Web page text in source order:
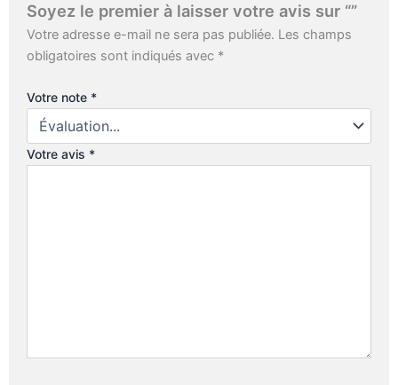
Soyez le premier à laisser votre avis sur “”
Votre adresse e-mail ne sera pas publiée. Les champs
obligatoires sont indiqués avec *
Votre note *
Votre avis *